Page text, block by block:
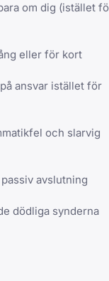
om dig (istället
eller för kort
ansvar istället för
och slarvig
avslutning
dödliga synderna